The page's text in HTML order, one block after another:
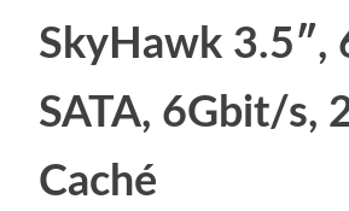
SkyHawk 3.5″,
SATA, 6Gbit/s,
Caché